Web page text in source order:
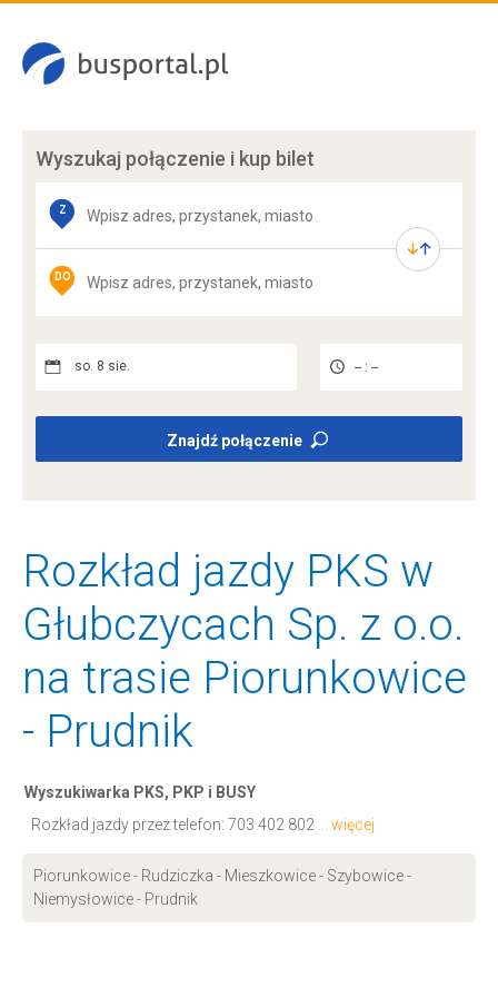
Wyszukaj połączenie i kup bilet
Z
DO
so. 8 sie. -- : --
Znajdź połączenie
Rozkład jazdy PKS w
Głubczycach Sp. z o.o.
na trasie Piorunkowice
- Prudnik
Wyszukiwarka PKS, PKP i BUSY
Rozkład jazdy przez telefon: 703 402 802 ... więcej
Piorunkowice - Rudziczka - Mieszkowice - Szybowice -
Niemysłowice - Prudnik